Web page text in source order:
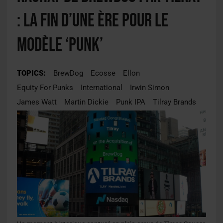
: la fin d’une ère pour le
modèle ‘Punk’
TOPICS: BrewDog Ecosse
Ellon
Equity For Punks
International
Irwin Simon
James Watt
Martin Dickie Punk IPA Tilray Brands